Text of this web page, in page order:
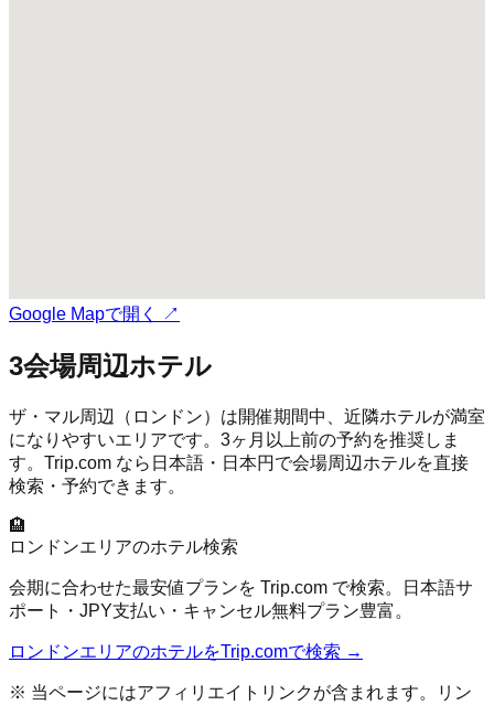
Google Mapで開く ↗
3会場周辺ホテル
ザ・マル周辺（ ロンドン）は開催期間中、近隣ホテルが満室
になりやすいエリアです。3ヶ月以上前の予約を推奨しま
す。Trip.com なら日本語・日本円で会場周辺ホテルを直接
検索・予約できます。
🏨
ロンドンエリアのホテル検索
会期に合わせた最安値プランを Trip.com で検索。日本語サ
ポート・JPY支払い・キャンセル無料プラン豊富。
ロンドンエリアのホテルをTrip.comで検索 →
※ 当ページにはアフィリエイトリンクが含まれます。リン